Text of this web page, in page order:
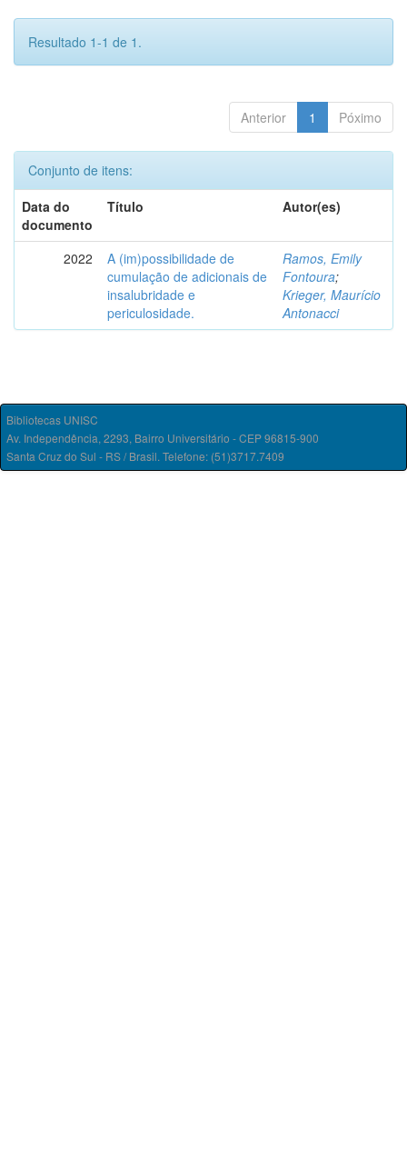
Resultado 1-1 de 1.
Anterior 1 Póximo
Conjunto de itens:
Data do
documento
Título Autor(es)
2022
A (im)possibilidade de
cumulação de adicionais de
insalubridade e
periculosidade.
Ramos, Emily
Fontoura;
Krieger, Maurício
Antonacci
Bibliotecas UNISC
Av. Independência, 2293, Bairro Universitário - CEP 96815-900
Santa Cruz do Sul - RS / Brasil. Telefone: (51)3717.7409